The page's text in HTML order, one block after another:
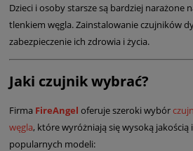
Dzieci i osoby starsze są bardziej narażone
tlenkiem węgla. Zainstalowanie czujników
zabezpieczenie ich zdrowia i życia.
Jaki czujnik wybrać?
Firma FireAngel oferuje szeroki wybór
węgla, które wyróżniają się wysoką
popularnych modeli: